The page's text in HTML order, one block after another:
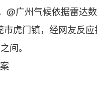
广州气候依据雷达
虎门镇，经网友反
间。